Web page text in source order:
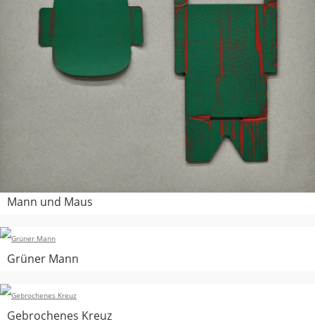
Mann und Maus
Grüner Mann
Gebrochenes Kreuz